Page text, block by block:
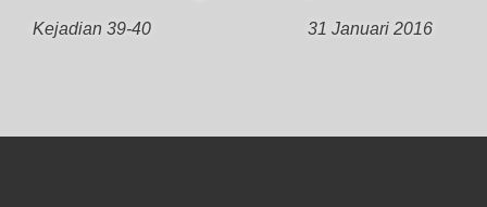
Kejadian 39-40 31 Januari 2016